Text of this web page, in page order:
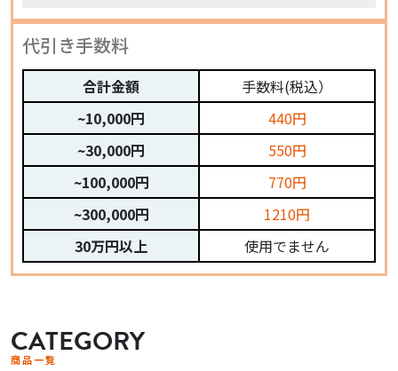
代引き手数料
合計金額
~10,000円
~30,000円
~100,000円
~300,000円
30万円以上
手数料(税込）
440円
550円
770円
1210円
使用でません
CATEGORY
商品一覧